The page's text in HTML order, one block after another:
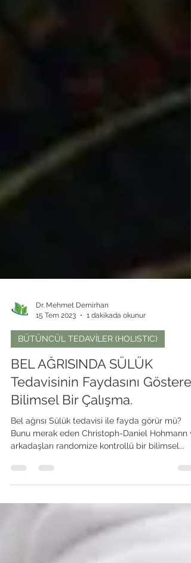
Dr. Mehmet Demirhan
15 Tem 2023
1 dakikada okunur
BÜTÜNCÜL TEDAVİLER (HOLISTIC)
BEL AĞRISINDA SÜLÜK
Tedavisinin Faydasını Gösteren
Bilimsel Bir Çalışma.
Bel ağrısı Sülük tedavisi ile fayda görür mü?
arkadaşları randomize kontrollü bir bilimsel...